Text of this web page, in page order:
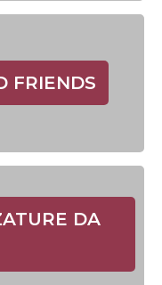
FRIENDS
DA